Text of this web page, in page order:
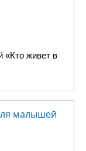
«Кто живет в